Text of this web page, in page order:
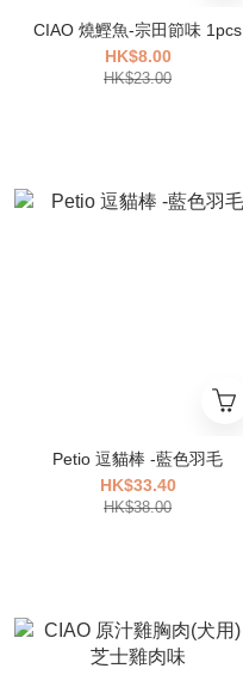
CIAO 燒鰹魚-宗田節味 1pcs
HK$8.00
HK$23.00
Petio 逗貓棒 -藍色羽毛
HK$33.40
HK$38.00